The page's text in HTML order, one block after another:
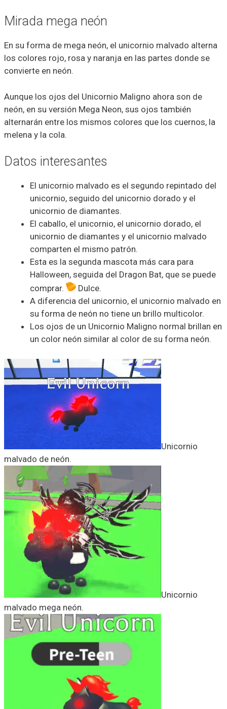
Mirada mega neón
En su forma de mega neón, el unicornio malvado alterna
los colores rojo, rosa y naranja en las partes donde se
convierte en neón.
Aunque los ojos del Unicornio Maligno ahora son de
neón, en su versión Mega Neon, sus ojos también
alternarán entre los mismos colores que los cuernos, la
melena y la cola.
Datos interesantes
El unicornio malvado es el segundo repintado del
unicornio, seguido del unicornio dorado y el
unicornio de diamantes.
El caballo, el unicornio, el unicornio dorado, el
unicornio de diamantes y el unicornio malvado
comparten el mismo patrón.
Esta es la segunda mascota más cara para
Halloween, seguida del Dragon Bat, que se puede
comprar.
Dulce.
A diferencia del unicornio, el unicornio malvado en
su forma de neón no tiene un brillo multicolor.
Los ojos de un Unicornio Maligno normal brillan en
un color neón similar al color de su forma neón.
Unicornio
malvado de neón.
Unicornio
malvado mega neón.